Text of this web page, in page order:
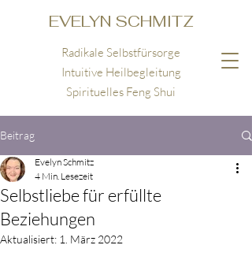
EVELYN SCHMITZ
Radikale Selbstfürsorge
Intuitive Heilbegleitung
Spirituelles Feng Shui
Beitrag
Selbstliebe für erfüllte
Beziehungen
Evelyn Schmitz
4 Min. Lesezeit
Aktualisiert: 1. März 2022